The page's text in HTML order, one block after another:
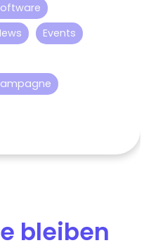
Events
bleiben